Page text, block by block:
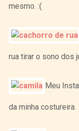
mesmo. :(
rua tirar o sono dos
Meu
da minha costureira.